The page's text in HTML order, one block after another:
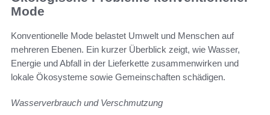
Mode
Konventionelle Mode belastet Umwelt und Menschen auf
mehreren Ebenen. Ein kurzer Überblick zeigt, wie Wasser,
Energie und Abfall in der Lieferkette zusammenwirken und
lokale Ökosysteme sowie Gemeinschaften schädigen.
Wasserverbrauch und Verschmutzung